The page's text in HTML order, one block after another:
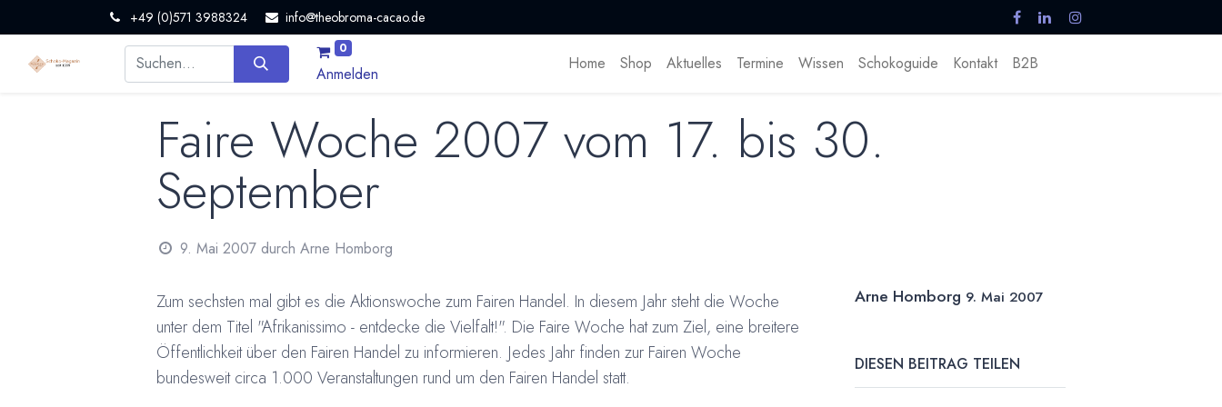
+49 (0)571 3988324 info@theobroma-cacao.de
0
Anmelden
Home Shop Aktuelles Termine Wissen Schokoguide Kontakt B2B
Faire Woche 2007 vom 17. bis 30.
September
9. Mai 2007 durch Arne Homborg
Zum sechsten mal gibt es die Aktionswoche zum Fairen Handel. In diesem Jahr steht die Woche
unter dem Titel "Afrikanissimo - entdecke die Vielfalt!". Die Faire Woche hat zum Ziel, eine breitere
Öffentlichkeit über den Fairen Handel zu informieren. Jedes Jahr finden zur Fairen Woche
bundesweit circa 1.000 Veranstaltungen rund um den Fairen Handel statt.
Arne Homborg 9. Mai 2007
DIESEN BEITRAG TEILEN